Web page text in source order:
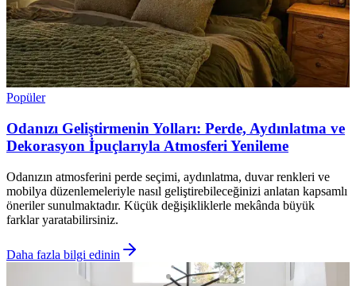
Popüler
Odanızı Geliştirmenin Yolları: Perde, Aydınlatma ve
Dekorasyon İpuçlarıyla Atmosferi Yenileme
Odanızın atmosferini perde seçimi, aydınlatma, duvar renkleri ve
mobilya düzenlemeleriyle nasıl geliştirebileceğinizi anlatan kapsamlı
öneriler sunulmaktadır. Küçük değişikliklerle mekânda büyük
farklar yaratabilirsiniz.
Daha fazla bilgi edinin